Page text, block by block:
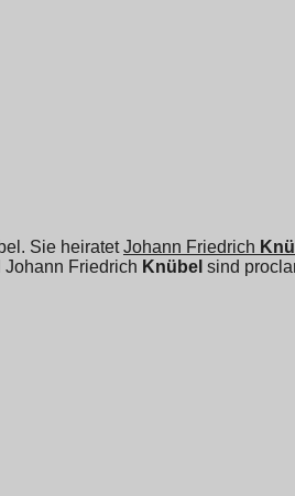
Sie heiratetJohann Friedrich
Johann Friedrich Knübel sind